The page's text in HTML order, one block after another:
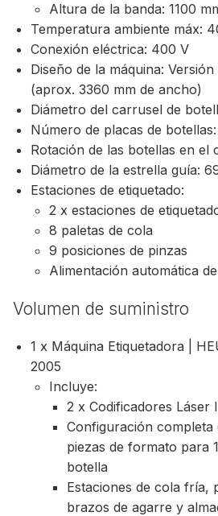
Altura de la banda: 1100
Temperatura ambiente máx:
Conexión eléctrica: 400 V
Diseño de la máquina:
(aprox. 3360 mm de ancho)
Diámetro del carrusel de
Número de placas de
Rotación de las botellas en el
Diámetro de la estrella guía:
Estaciones de etiquetado:
2 x estaciones de
8 paletas de cola
9 posiciones de pinzas
Alimentación automática
Volumen de suministro
1 x Máquina Etiquetadora |
2005
Incluye:
2 x Codificadores Láser
Configuración completa
piezas de formato para
botella
Estaciones de cola fría,
brazos de agarre y